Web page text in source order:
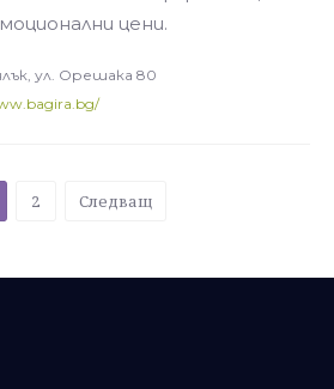
цени.
ул. Орешака 80
2 Следващ